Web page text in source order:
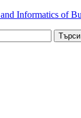
Търси